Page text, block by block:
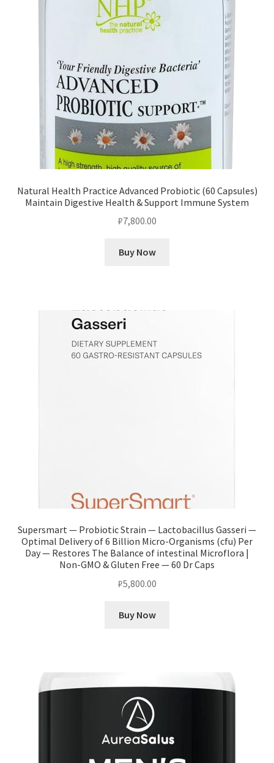
Natural Health Practice Advanced Probiotic (60 Capsules)
Maintain Digestive Health & Support Immune System
₽7,800.00
Buy Now
Supersmart — Probiotic Strain — Lactobacillus Gasseri —
Optimal Delivery of 6 Billion Micro-Organisms (cfu) Per
Day — Restores The Balance of intestinal Microflora |
Non-GMO & Gluten Free — 60 Dr Caps
₽5,800.00
Buy Now